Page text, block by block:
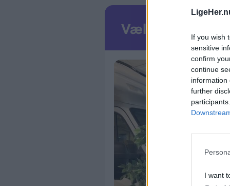
If you wish
sensitive
confirm
continue
information
further
I want
22. juli
Talk: Let’s talk about
er? med Nina Rask,
Christensen i et stærkt
Musik:
Ninna Lundberg
Talk:
Erdem og Marie
Musik: